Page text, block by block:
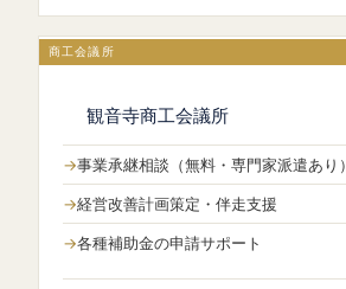
商工会議所
観音寺商工会議所
事業承継相談（無料・専門家派遣あり）
経営改善計画策定・伴走支援
各種補助金の申請サポート